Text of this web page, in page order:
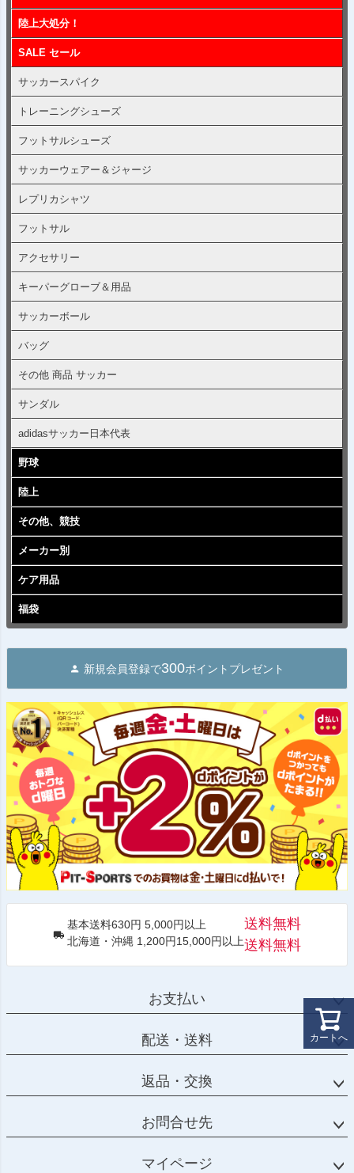
カートへ
陸上大処分！
SALE セール
サッカースパイク
トレーニングシューズ
フットサルシューズ
サッカーウェアー＆ジャージ
レプリカシャツ
フットサル
アクセサリー
キーパーグローブ＆用品
サッカーボール
バッグ
その他 商品 サッカー
サンダル
adidasサッカー日本代表
野球
陸上
その他、競技
メーカー別
ケア用品
福袋
新規会員登録で300ポイントプレゼント
基本送料630円 5,000円以上
北海道・沖縄 1,200円15,000円以上
送料無料
送料無料
お支払い
配送・送料
返品・交換
お問合せ先
マイページ